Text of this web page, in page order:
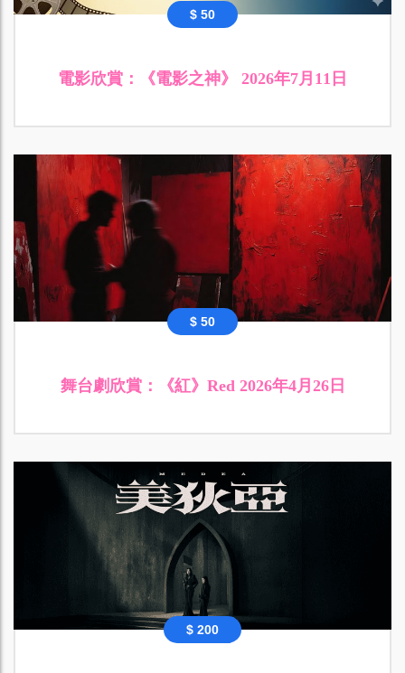
$ 50
電影欣賞：《電影之神》 2026年7月11日
$ 50
舞台劇欣賞：《紅》Red 2026年4月26日
$ 200